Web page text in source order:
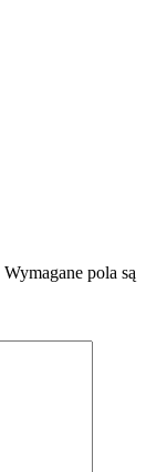
Wymagane pola są